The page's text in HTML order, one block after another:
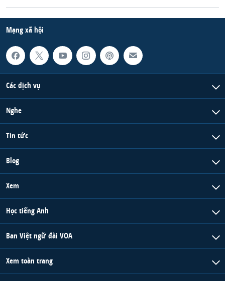
Mạng xã hội
Các dịch vụ
Nghe
Tin tức
Blog
Xem
Học tiếng Anh
Ban Việt ngữ đài VOA
Xem toàn trang